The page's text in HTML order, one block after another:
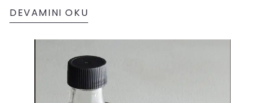
keşfedin. Kahve Diyarı’nın Türk Kahvesine
bakışını yakından tanıyın.
DEVAMINI OKU